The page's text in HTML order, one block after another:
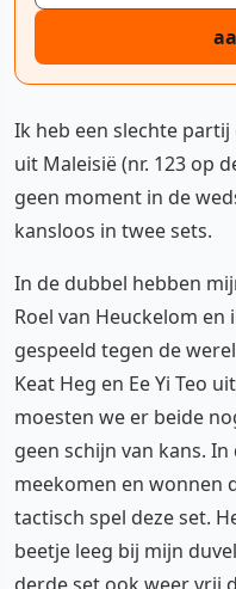
Ik heb een slechte
uit Maleisië (nr. 123 op
geen moment in de
kansloos in twee sets.
In de dubbel hebben
Roel van Heuckelom
gespeeld tegen de
Keat Heg en Ee Yi Teo
moesten we er beide
geen schijn van kans.
meekomen en wonnen
tactisch spel deze set.
beetje leeg bij mijn